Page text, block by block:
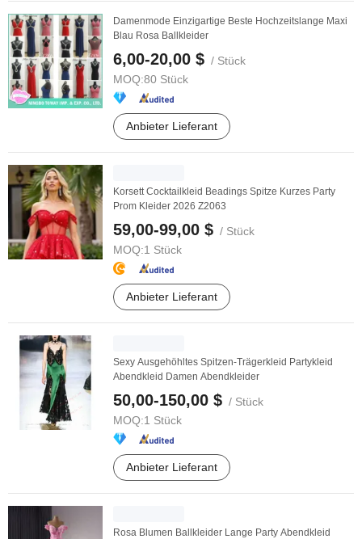
Damenmode Einzigartige Beste Hochzeitslange Maxi
Blau Rosa Ballkleider
6,00-20,00 $ / Stück
MOQ:80 Stück
Anbieter Lieferant
Korsett Cocktailkleid Beadings Spitze Kurzes Party
Prom Kleider 2026 Z2063
59,00-99,00 $ / Stück
MOQ:1 Stück
Anbieter Lieferant
Sexy Ausgehöhltes Spitzen-Trägerkleid Partykleid
Abendkleid Damen Abendkleider
50,00-150,00 $ / Stück
MOQ:1 Stück
Anbieter Lieferant
Rosa Blumen Ballkleider Lange Party Abendkleid